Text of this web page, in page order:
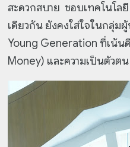
สะดวกสบาย ชอบเทคโนโล
เดียวกัน ยังคงใส่ใจในกลุ่ม
Young Generation ที่เน้น
Money) และความเป็นตัวต